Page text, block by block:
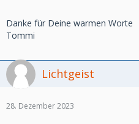
Danke für Deine warmen Worte
Tommi
Lichtgeist
28. Dezember 2023